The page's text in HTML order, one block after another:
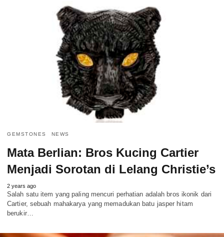
GEMSTONES NEWS
Mata Berlian: Bros Kucing Cartier
Menjadi Sorotan di Lelang Christie’s
2 years ago
Salah satu item yang paling mencuri perhatian adalah bros ikonik dari
Cartier, sebuah mahakarya yang memadukan batu jasper hitam
berukir…